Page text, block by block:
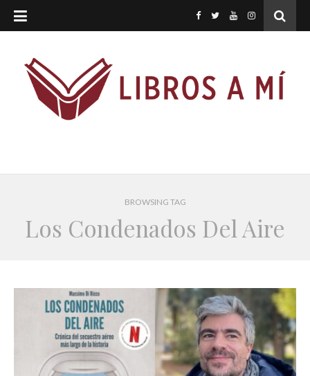
BROWSING TAG
Los Condenados Del Aire